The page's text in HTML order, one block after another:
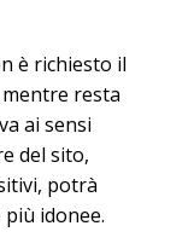
è richiesto il
resta
ai sensi
del sito,
potrà
idonee.